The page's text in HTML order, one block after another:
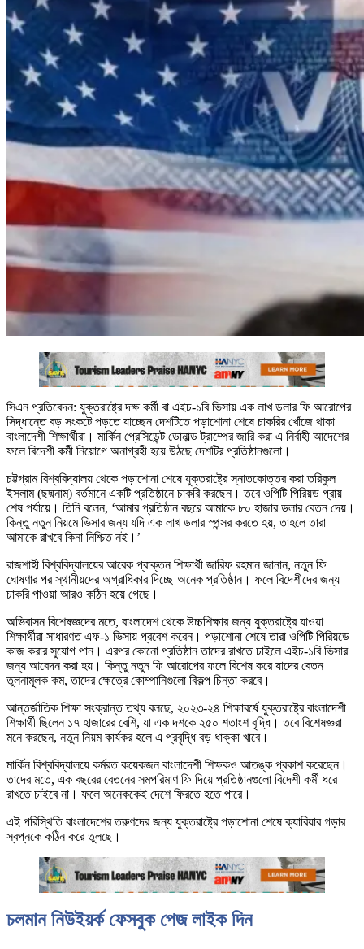
সিএন প্রতিবেদন: যুক্তরাষ্ট্রে দক্ষ কর্মী বা এইচ-১বি ভিসায় এক লাখ ডলার ফি আরোপের
সিদ্ধান্তে বড় সংকটে পড়তে যাচ্ছেন দেশটিতে পড়াশোনা শেষে চাকরির খোঁজে থাকা
বাংলাদেশী শিক্ষার্থীরা। মার্কিন প্রেসিডেন্ট ডোনাল্ড ট্রাম্পের জারি করা এ নির্বাহী আদেশের
ফলে বিদেশী কর্মী নিয়োগে অনাগ্রহী হয়ে উঠছে দেশটির প্রতিষ্ঠানগুলো।
চট্টগ্রাম বিশ্ববিদ্যালয় থেকে পড়াশোনা শেষে যুক্তরাষ্ট্রে স্নাতকোত্তর করা তরিকুল
ইসলাম (ছদ্মনাম) বর্তমানে একটি প্রতিষ্ঠানে চাকরি করছেন। তবে ওপিটি পিরিয়ড প্রায়
শেষ পর্যায়ে। তিনি বলেন, ‘আমার প্রতিষ্ঠান বছরে আমাকে ৮০ হাজার ডলার বেতন দেয়।
কিন্তু নতুন নিয়মে ভিসার জন্য যদি এক লাখ ডলার স্পন্সর করতে হয়, তাহলে তারা
আমাকে রাখবে কিনা নিশ্চিত নই।’
রাজশাহী বিশ্ববিদ্যালয়ের আরেক প্রাক্তন শিক্ষার্থী জারিফ রহমান জানান, নতুন ফি
ঘোষণার পর স্থানীয়দের অগ্রাধিকার দিচ্ছে অনেক প্রতিষ্ঠান। ফলে বিদেশীদের জন্য
চাকরি পাওয়া আরও কঠিন হয়ে গেছে।
অভিবাসন বিশেষজ্ঞদের মতে, বাংলাদেশ থেকে উচ্চশিক্ষার জন্য যুক্তরাষ্ট্রে যাওয়া
শিক্ষার্থীরা সাধারণত এফ-১ ভিসায় প্রবেশ করেন। পড়াশোনা শেষে তারা ওপিটি পিরিয়ডে
কাজ করার সুযোগ পান। এরপর কোনো প্রতিষ্ঠান তাদের রাখতে চাইলে এইচ-১বি ভিসার
জন্য আবেদন করা হয়। কিন্তু নতুন ফি আরোপের ফলে বিশেষ করে যাদের বেতন
তুলনামূলক কম, তাদের ক্ষেত্রে কোম্পানিগুলো বিকল্প চিন্তা করবে।
আন্তর্জাতিক শিক্ষা সংক্রান্ত তথ্য বলছে, ২০২৩-২৪ শিক্ষাবর্ষে যুক্তরাষ্ট্রে বাংলাদেশী
শিক্ষার্থী ছিলেন ১৭ হাজারের বেশি, যা এক দশকে ২৫০ শতাংশ বৃদ্ধি। তবে বিশেষজ্ঞরা
মনে করছেন, নতুন নিয়ম কার্যকর হলে এ প্রবৃদ্ধি বড় ধাক্কা খাবে।
মার্কিন বিশ্ববিদ্যালয়ে কর্মরত কয়েকজন বাংলাদেশী শিক্ষকও আতঙ্ক প্রকাশ করেছেন।
তাদের মতে, এক বছরের বেতনের সমপরিমাণ ফি দিয়ে প্রতিষ্ঠানগুলো বিদেশী কর্মী ধরে
রাখতে চাইবে না। ফলে অনেককেই দেশে ফিরতে হতে পারে।
এই পরিস্থিতি বাংলাদেশের তরুণদের জন্য যুক্তরাষ্ট্রে পড়াশোনা শেষে ক্যারিয়ার গড়ার
স্বপ্নকে কঠিন করে তুলছে।
চলমান নিউইয়র্ক ফেসবুক পেজ লাইক দিন